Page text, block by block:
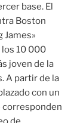
base. El
Boston
James»
los 10 000
joven de la
A partir de la
con un
corresponden